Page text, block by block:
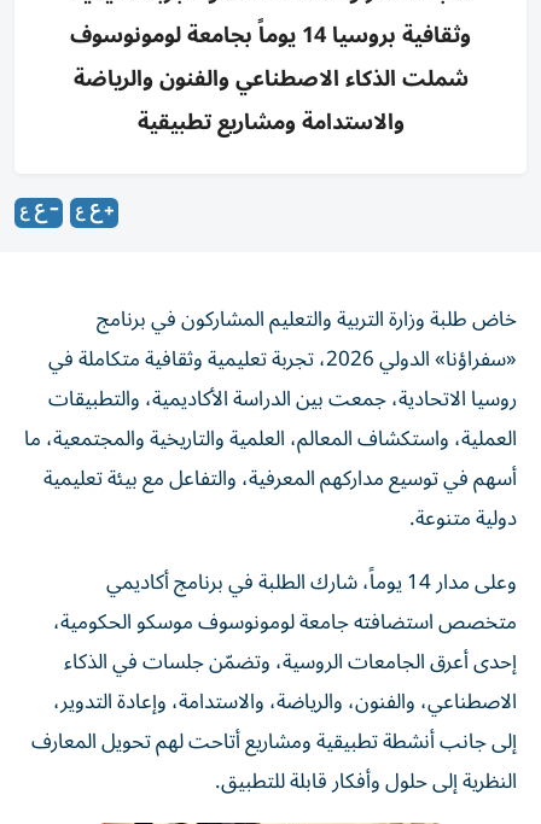
وثقافية بروسيا 14 يوماً بجامعة لومونوسوف
شملت الذكاء الاصطناعي والفنون والرياضة
والاستدامة ومشاريع تطبيقية
«سفراؤنا» الدولي 2026، تجربة تعليمية وثقافية متكاملة في
روسيا الاتحادية، جمعت بين الدراسة الأكاديمية، والتطبيقات
العملية، واستكشاف المعالم، العلمية والتاريخية والمجتمعية، ما
أسهم في توسيع مداركهم المعرفية، والتفاعل مع بيئة تعليمية
دولية متنوعة.
وعلى مدار 14 يوماً، شارك الطلبة في برنامج أكاديمي
متخصص استضافته جامعة لومونوسوف موسكو الحكومية،
إحدى أعرق الجامعات الروسية، وتضمّن جلسات في الذكاء
الاصطناعي، والفنون، والرياضة، والاستدامة، وإعادة التدوير،
إلى جانب أنشطة تطبيقية ومشاريع أتاحت لهم تحويل المعارف
النظرية إلى حلول وأفكار قابلة للتطبيق.